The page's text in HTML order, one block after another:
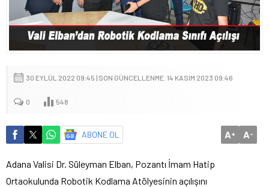
30 EYLÜL 2022 09:45 | SON GÜNCELLENME: 14 KASIM 2023 09:46
0 548
ABONE OL A+ A-
Adana Valisi Dr. Süleyman Elban, Pozantı İmam Hatip
Ortaokulunda Robotik Kodlama Atölyesinin açılışını